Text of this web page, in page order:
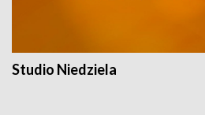
Studio Niedziela